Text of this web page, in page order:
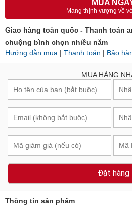
MUA
Mang thịnh vượng về
Giao hàng toàn quốc - Thanh toán
chuộng bình chọn nhiều năm
Hướng dẫn mua | Thanh toán | Bảo
MUA HÀNG
Đặt hàng
Thông tin sản phẩm